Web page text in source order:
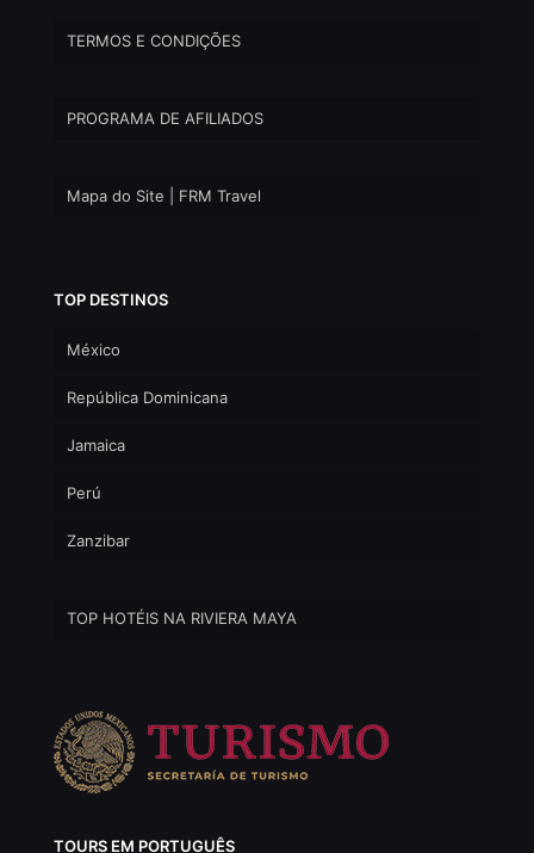
TERMOS E CONDIÇÕES
PROGRAMA DE AFILIADOS
Mapa do Site | FRM Travel
TOP DESTINOS
México
República Dominicana
Jamaica
Perú
Zanzibar
TOP HOTÉIS NA RIVIERA MAYA
TOURS EM PORTUGUÊS